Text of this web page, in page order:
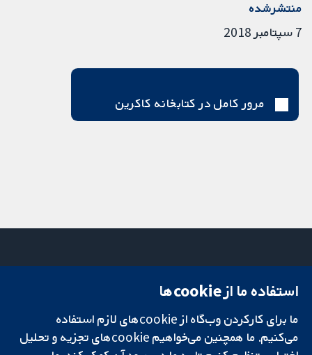
منتشرشده
7 سپتامبر 2018
مرور کامل در کتابخانه کاکرین
تحقیقات قابل
اعتماد.
تصمیم‌گیری آگاهانه.
میدان کاوندیش
لندن
W1G 0AN
بریتانیا
دفتر رسانه‌ای
درباره ما
فرصت‌های
استفاده ما از cookie‌ها
ما برای کارکردن وب‌گاه از cookie‌های لازم استفاده
می‌کنیم. ما همچنین می‌خواهیم cookie‌های تجزیه و تحلیل